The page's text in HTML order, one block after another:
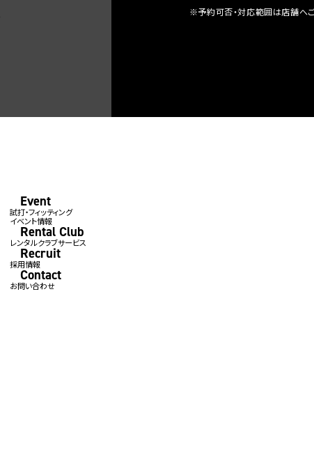
※予約可否・対応範囲は店舗へ
Event
試打・フィッティング
イベント情報
Rental Club
レンタルクラブサービス
Recruit
採用情報
Contact
お問い合わせ